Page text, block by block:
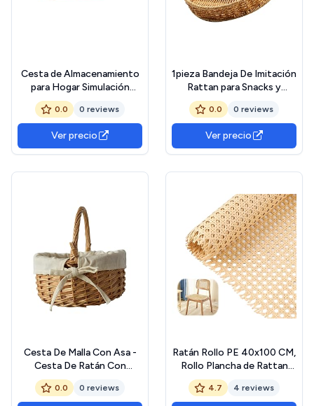
Cesta de Almacenamiento
para Hogar Simulación
Rattan Tejida Ligera y
Decorativa para Frutas
Dulces y Snacks Cocina y
Mesa
0.0 0 reviews
Ver precio
1pieza Bandeja De Imitación
Rattan para Snacks y
Frutas para y para
Organización De Comida y
0.0 0 reviews
Ver precio
Cesta De Malla Con Asa -
Cesta De Ratán Con
Mango, Cesta De
Almacenamiento De
0.0 0 reviews
Ratán Rollo PE 40x100 CM,
Rollo Plancha de Rattan
Tejida, Rejilla Mimbre para
Muebles de Reciclaje,
4.7 4 reviews